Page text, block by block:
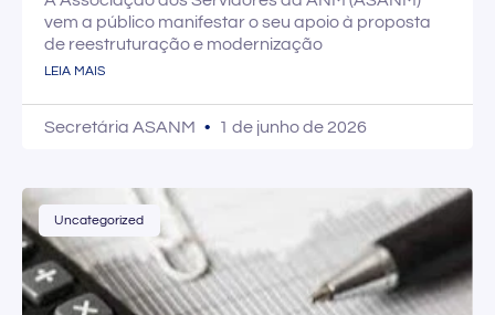
vem a público manifestar o seu apoio à proposta
de reestruturação e modernização
LEIA MAIS
Secretária ASANM 1 de junho de 2026
Uncategorized